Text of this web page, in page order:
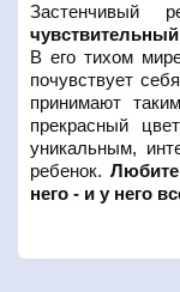
В его тихом
почувствует
принимают
прекрасный
уникальным,
ребенок.
него - и у него